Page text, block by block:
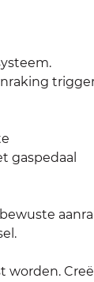
gaspedaal
worden.